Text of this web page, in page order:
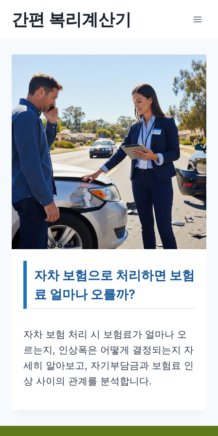
간편 복리계산기
자차 보험으로 처리하면 보험
료 얼마나 오를까?
자차 보험 처리 시 보험료가 얼마나 오
르는지, 인상폭은 어떻게 결정되는지 자
세히 알아보고, 자기부담금과 보험료 인
상 사이의 관계를 분석합니다.